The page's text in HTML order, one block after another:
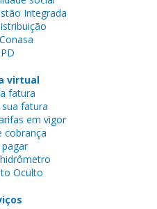
Integrada
virtual
fatura
fatura
em vigor
cobrança
Oculto